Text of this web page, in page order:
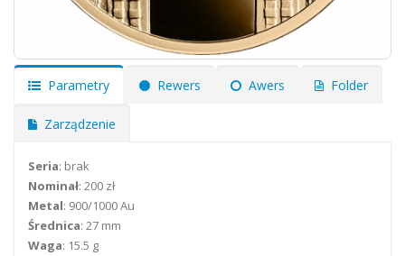
Parametry Rewers Awers Folder
Zarządzenie
Seria: brak
Nominał: 200 zł
Metal: 900/1000 Au
Średnica: 27 mm
Waga: 15.5 g